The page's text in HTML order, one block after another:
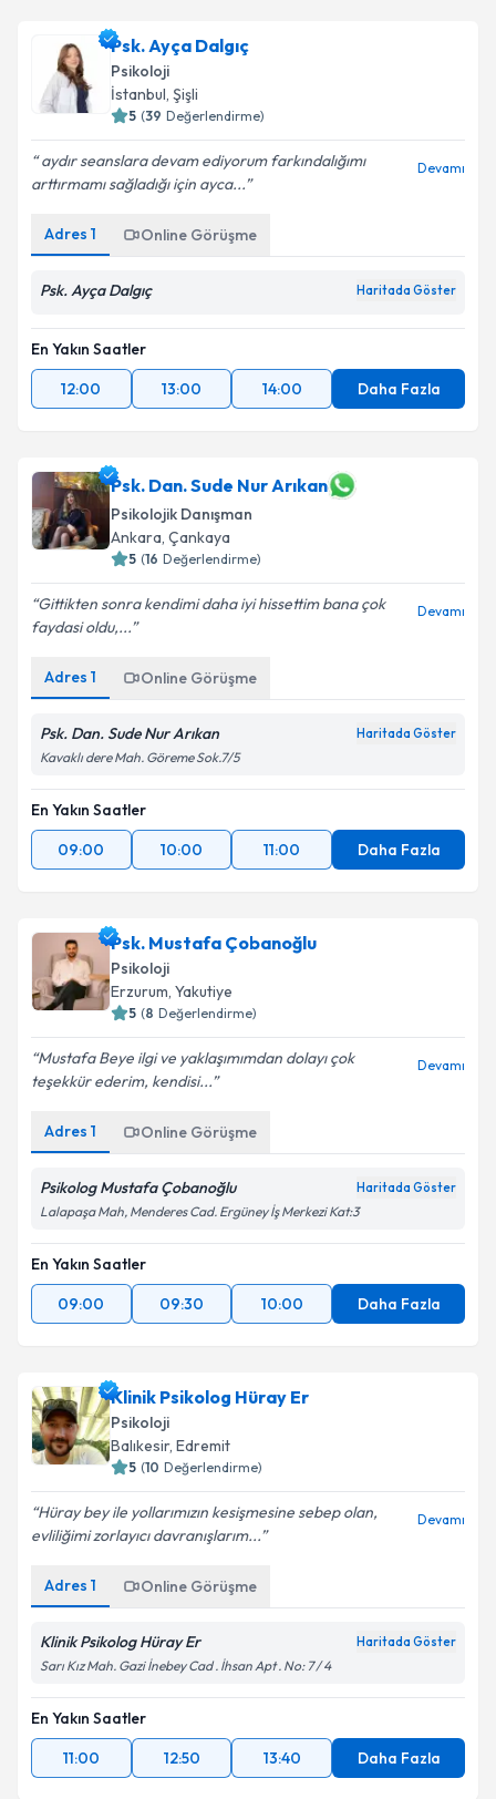
Psk. Ayça Dalgıç
Psikoloji
İstanbul, Şişli
5 (39 Değerlendirme)
aydır seanslara devam ediyorum farkındalığımı
arttırmamı sağladığı için ayca...
Devamı
Adres 1 Online Görüşme
Psk. Ayça Dalgıç Haritada Göster
En Yakın Saatler
12:00
13:00 14:00 Daha Fazla
Psk. Dan. Sude Nur Arıkan
Psikolojik Danışman
Ankara, Çankaya
5 (16 Değerlendirme)
Gittikten sonra kendimi daha iyi hissettim bana çok
faydasi oldu,...
Devamı
Adres 1 Online Görüşme
Psk. Dan. Sude Nur Arıkan Haritada Göster
Kavaklı dere Mah. Göreme Sok.7/5
En Yakın Saatler
09:00
10:00 11:00 Daha Fazla
Psk. Mustafa Çobanoğlu
Psikoloji
Erzurum, Yakutiye
5 (8 Değerlendirme)
Mustafa Beye ilgi ve yaklaşımımdan dolayı çok
teşekkür ederim, kendisi...
Devamı
Adres 1 Online Görüşme
Psikolog Mustafa Çobanoğlu Haritada Göster
Lalapaşa Mah, Menderes Cad. Ergüney İş Merkezi Kat:3
En Yakın Saatler
09:00
09:30 10:00 Daha Fazla
Klinik Psikolog Hüray Er
Psikoloji
Balıkesir, Edremit
5 (10 Değerlendirme)
Hüray bey ile yollarımızın kesişmesine sebep olan,
evliliğimi zorlayıcı davranışlarım...
Devamı
Adres 1 Online Görüşme
Klinik Psikolog Hüray Er Haritada Göster
Sarı Kız Mah. Gazi İnebey Cad . İhsan Apt . No: 7 / 4
En Yakın Saatler
11:00
12:50 13:40 Daha Fazla